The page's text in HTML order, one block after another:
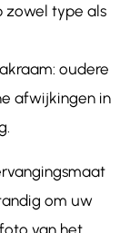
zowel type als
oudere
afwijkingen in
om uw
van het